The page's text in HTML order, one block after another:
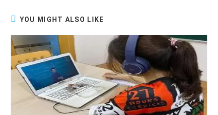
YOU MIGHT ALSO LIKE